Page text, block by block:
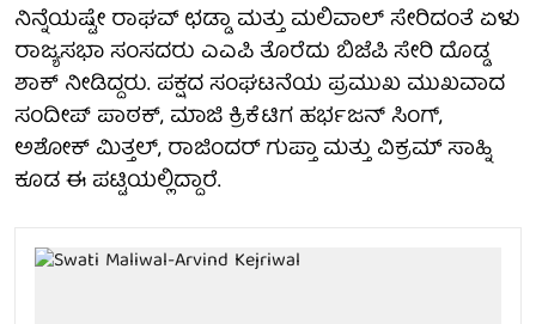
ನಿನ್ನೆಯಷ್ಟೇ ರಾಘವ್ ಛಡ್ಡಾ ಮತ್ತು ಮಲಿವಾಲ್ ಸೇರಿದಂತೆ ಏಳು
ರಾಜ್ಯಸಭಾ ಸಂಸದರು ಎಎಪಿ ತೊರೆದು ಬಿಜೆಪಿ ಸೇರಿ ದೊಡ್ಡ
ಶಾಕ್ ನೀಡಿದ್ದರು. ಪಕ್ಷದ ಸಂಘಟನೆಯ ಪ್ರಮುಖ ಮುಖವಾದ
ಸಂದೀಪ್ ಪಾಠಕ್, ಮಾಜಿ ಕ್ರಿಕೆಟಿಗ ಹರ್ಭಜನ್ ಸಿಂಗ್,
ಅಶೋಕ್ ಮಿತ್ತಲ್, ರಾಜಿಂದರ್ ಗುಪ್ತಾ ಮತ್ತು ವಿಕ್ರಮ್ ಸಾಹ್ನಿ
ಕೂಡ ಈ ಪಟ್ಟಿಯಲ್ಲಿದ್ದಾರೆ.